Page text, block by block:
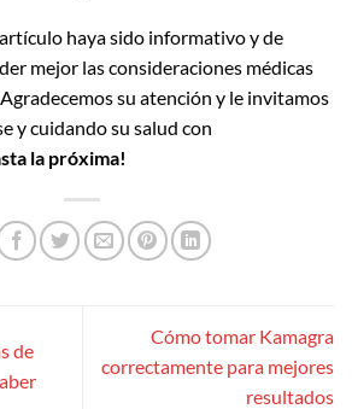
haya sido informativo y de
mejor las consideraciones médicas
su atención y le invitamos
y cuidando su salud con
la próxima!
de
Cómo tomar Kamagra
correctamente para mejores
resultados